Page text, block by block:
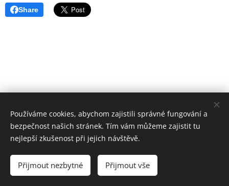
Share
© 2022Atletika Stodůlky, z.s..Všechna práva vyhrazena.
Vytvořeno službou Webnode
Používáme cookies, abychom zajistili správné fungování a
bezpečnost našich stránek. Tím vám můžeme zajistit tu
nejlepší zkušenost při jejich návštěvě.
Přijmout nezbytné Přijmout vše